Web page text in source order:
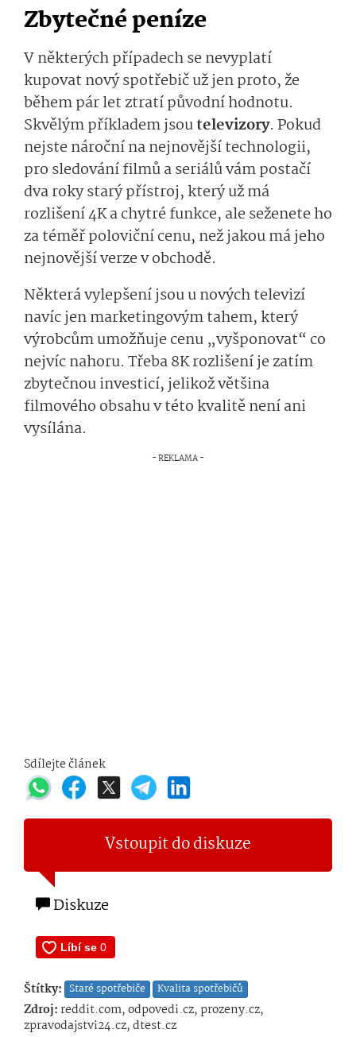
Zbytečné peníze
V některých případech se nevyplatí
kupovat nový spotřebič už jen proto, že
během pár let ztratí původní hodnotu.
Skvělým příkladem jsoutelevizory. Pokud
nejste nároční na nejnovější technologii,
pro sledování filmů a seriálů vám postačí
dva roky starý přístroj, který už má
rozlišení 4K a chytré funkce, ale seženete ho
za téměř poloviční cenu, než jakou má jeho
nejnovější verze v obchodě.
Některá vylepšení jsou u nových televizí
navíc jen marketingovým tahem, který
výrobcům umožňuje cenu „vyšponovat“ co
nejvíc nahoru. Třeba 8K rozlišení je zatím
zbytečnou investicí, jelikož většina
filmového obsahu v této kvalitě není ani
vysílána.
Sdílejte článek
Vstoupit do diskuze
Diskuze
Štítky: Staré spotřebiče Kvalita spotřebičů
Zdroj:reddit.com, odpovedi.cz, prozeny.cz,
zpravodajstvi24.cz, dtest.cz